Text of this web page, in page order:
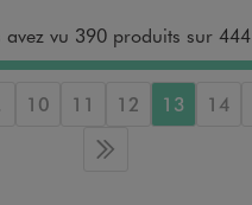
avez vu 390 produits sur 444
10 11 12 13 14
Dernière page